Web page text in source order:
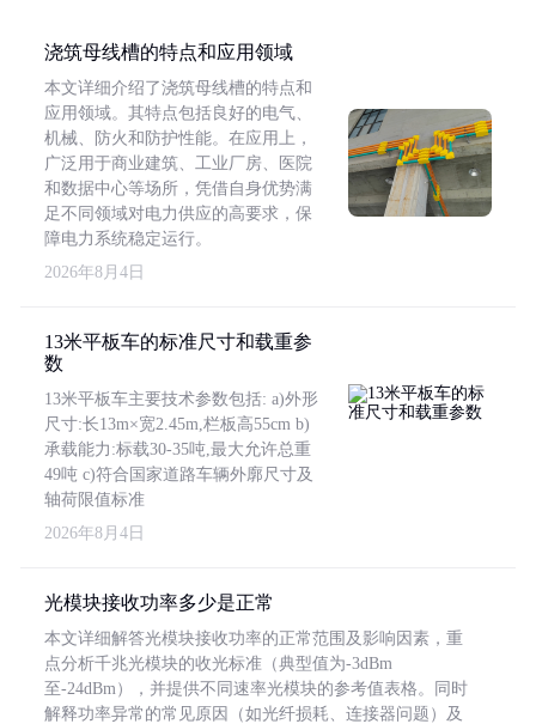
浇筑母线槽的特点和应用领域
本文详细介绍了浇筑母线槽的特点和
应用领域。其特点包括良好的电气、
机械、防火和防护性能。在应用上，
广泛用于商业建筑、工业厂房、医院
和数据中心等场所，凭借自身优势满
足不同领域对电力供应的高要求，保
障电力系统稳定运行。
2026年8月4日
13米平板车的标准尺寸和载重参
数
13米平板车主要技术参数包括: a)外形
尺寸:长13m×宽2.45m,栏板高55cm b)
承载能力:标载30-35吨,最大允许总重
49吨 c)符合国家道路车辆外廓尺寸及
轴荷限值标准
2026年8月4日
光模块接收功率多少是正常
本文详细解答光模块接收功率的正常范围及影响因素，重
点分析千兆光模块的收光标准（典型值为-3dBm
至-24dBm），并提供不同速率光模块的参考值表格。同时
解释功率异常的常见原因（如光纤损耗、连接器问题）及